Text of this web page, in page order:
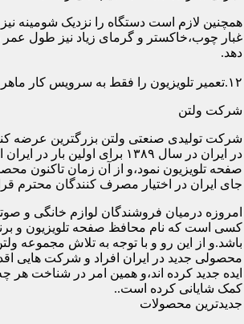
همچنین لازم است دستگاه را نزدیک شومینه نیز
غبار چوب،خاکستر و گرمای زیاد نیز طول
دهد.
۱۲.تعمیر تلویزیون را فقط به سرویس کار ماهر بسپارید
شرکت ولتن
شرکت تولیدی صنعتی ولتن بزرگترین عرضه
در ایران در سال ۱۳۸۹ برای اولین
صفحه تلویزیون نمود،و از آن زمان تاکنون
جای ایران در اختیار مصرف کنندگان محترم
امروزه درمیان فروشندگان لوازم خانگی و
کسی است که نام محافظ صفحه تلویزیون و
باشد.و از این رو و با توجه به تلاش مجموعه
محصولی جدید در ایران افراد و شرکت هایی
ایده جدید کرده اند،و همین امر در شناخت هر
کمک شایانی کرده است..
جدیدترین محصولات